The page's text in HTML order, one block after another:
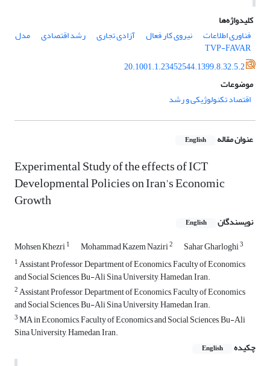
کلیدواژه‌ها
فناوری اطلاعات
نیروی کار فعال آزادی تجاری رشد اقتصادی مدل
TVP-FAVAR
20.1001.1.23452544.1399.8.32.5.2
موضوعات
اقتصاد تکنولوژیکی و رشد
عنوان مقاله English
Experimental Study of the effects of ICT
Developmental Policies on Iran's Economic
Growth
نویسندگان English
Mohsen Khezri1 Mohammad Kazem Naziri2 Sahar Gharloghi3
1Assistant Professor, Department of Economics, Faculty of Economics
and Social Sciences, Bu-Ali Sina University, Hamedan, Iran.
2Assistant Professor, Department of Economics, Faculty of Economics
and Social Sciences, Bu-Ali Sina University, Hamedan, Iran.
3MA in Economics, Faculty of Economics and Social Sciences, Bu-Ali
Sina University, Hamedan, Iran.
چکیده
English